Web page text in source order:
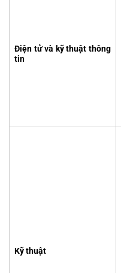
Điện tử và kỹ thuật thông
tin
Kỹ thuật